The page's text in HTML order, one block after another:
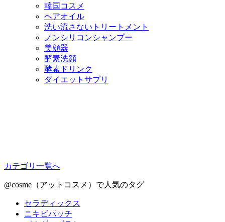
韓国コスメ
ヘアオイル
洗い流さないトリートメント
ノンシリコンシャンプー
美顔器
酵素洗顔
酵素ドリンク
ダイエットサプリ
カテゴリ一覧へ
@cosme（アットコスメ）で人気のタグ
セラディックス
ニキビパッチ